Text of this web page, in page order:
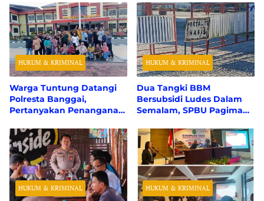
Perhitungan Resmi dari
BPK RI
Hektare Karhutla
HUKUM & KRIMINAL
Warga Tuntung Datangi
Polresta Banggai,
Pertanyakan Penanganan
APBDes
HUKUM & KRIMINAL
Dua Tangki BBM
Bersubsidi Ludes Dalam
Semalam, SPBU Pagimana
HUKUM & KRIMINAL HUKUM & KRIMINAL